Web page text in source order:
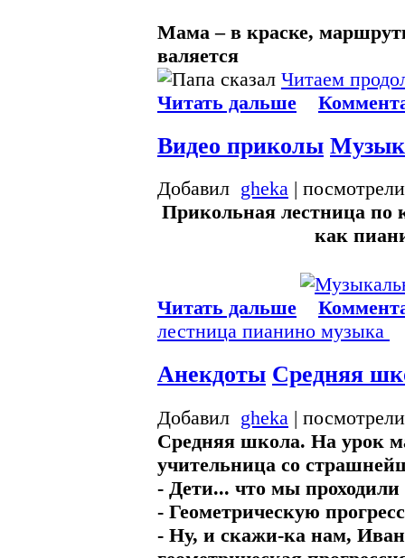
Мама – в краске,
валяется
Читаем
Читать дальше
Видео приколы
Добавил gheka |
Прикольная лестница по
как
Читать дальше
лестница пианино музыка
Анекдоты Средняя
Добавил gheka |
Средняя школа. На урок
учительница со
- Дети... что мы
- Геометрическую
- Ну, и скажи-ка нам,